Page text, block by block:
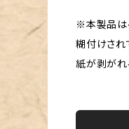
※本製品は
糊付けされ
紙が剥がれ